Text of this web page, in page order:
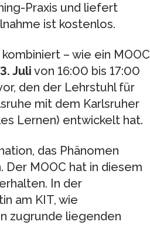
Praxis und liefert
ist kostenlos.
– wie ein MOOC
Juli von 16:00 bis 17:00
den der Lehrstuhl für
mit dem Karlsruher
Lernen) entwickelt hat.
das Phänomen
MOOC hat in diesem
In der
am KIT, wie
zugrunde liegenden